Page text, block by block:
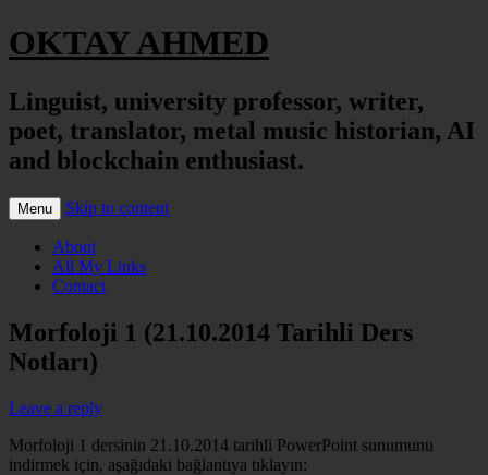
OKTAY AHMED
Linguist, university professor, writer,
poet, translator, metal music historian, AI
and blockchain enthusiast.
Menu Skip to content
About
All My Links
Contact
Morfoloji 1 (21.10.2014 Tarihli Ders
Notları)
Leave a reply
Morfoloji 1 dersinin 21.10.2014 tarihli PowerPoint sunumunu
indirmek için, aşağıdaki bağlantıya tıklayın: